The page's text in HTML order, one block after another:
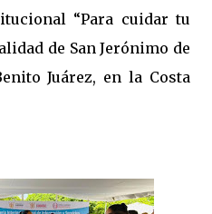
“Para cuidar tu
de San Jerónimo de
Juárez, en la Costa